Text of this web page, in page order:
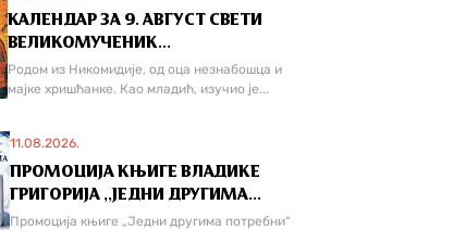
КАЛЕНДАР ЗА 9. АВГУСТ СВЕТИ
ВЕЛИКОМУЧЕНИК...
Родом из Никомидије, од оца незнабошца и
мајке хришћанке. Као младић, изучио је...
11.08.2026.
ПРОМОЦИЈА КЊИГЕ ВЛАДИКЕ
ГРИГОРИЈА ,,ЈЕДНИ ДРУГИМА...
Промоција књиге „Једни другима потребни“